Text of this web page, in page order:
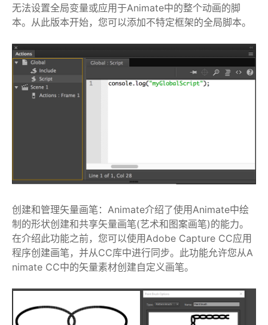
无法设置全局变量或应用于Animate中的整个动画的脚
本。从此版本开始，您可以添加不特定框架的全局脚本。
创建和管理矢量画笔：Animate介绍了使用Animate中绘
制的形状创建和共享矢量画笔(艺术和图案画笔)的能力。
在介绍此功能之前，您可以使用Adobe Capture CC应用
程序创建画笔，并从CC库中进行同步。此功能允许您从A
nimate CC中的矢量素材创建自定义画笔。